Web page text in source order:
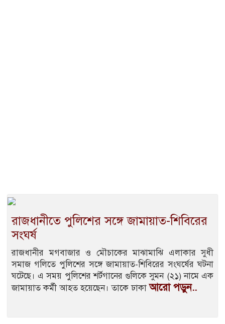
রাজধানীতে পুলিশের সঙ্গে জামায়াত-শিবিরের
সংঘর্ষ
রাজধানীর মগবাজার ও মৌচাকের মাঝামাঝি এলাকার সুধী
সমাজ গলিতে পুলিশের সঙ্গে জামায়াত-শিবিরের সংঘর্ষের ঘটনা
ঘটেছে। এ সময় পুলিশের শর্টগানের গুলিকে সুমন (২১) নামে এক
জামায়াত কর্মী আহত হয়েছেন। তাকে ঢাকাআরো পড়ুন..